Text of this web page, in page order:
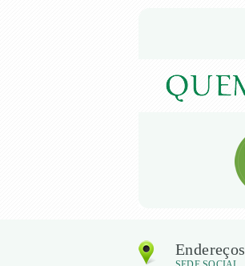
Endereços